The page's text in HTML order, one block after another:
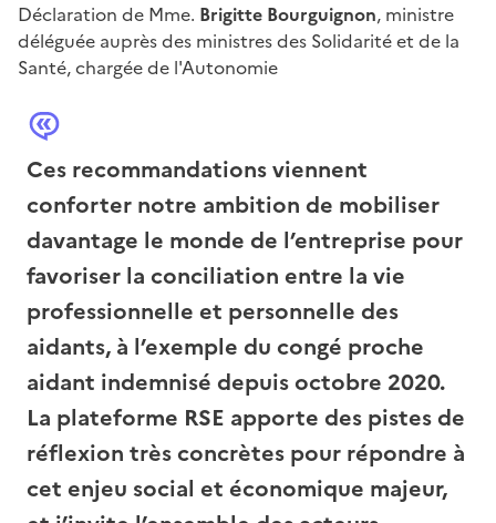
Déclaration de Mme. Brigitte Bourguignon, ministre
déléguée auprès des ministres des Solidarité et de la
Santé, chargée de l'Autonomie
Ces recommandations viennent
conforter notre ambition de mobiliser
davantage le monde de l’entreprise pour
favoriser la conciliation entre la vie
professionnelle et personnelle des
aidants, à l’exemple du congé proche
aidant indemnisé depuis octobre 2020.
La plateforme RSE apporte des pistes de
réflexion très concrètes pour répondre à
cet enjeu social et économique majeur,